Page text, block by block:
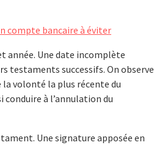
compte bancaire à éviter
année. Une date incomplète
testaments successifs. On observe
volonté la plus récente du
à l’annulation du
Une signature apposée en